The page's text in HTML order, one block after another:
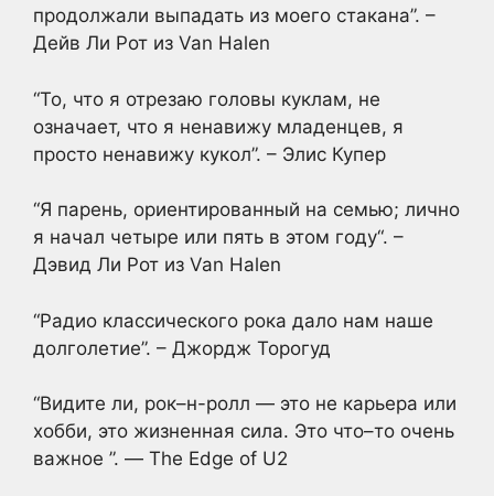
продолжали выпадать из моего стакана”. –
Дейв Ли Рот из Van Halen
“То, что я отрезаю головы куклам, не
означает, что я ненавижу младенцев, я
просто ненавижу кукол”. – Элис Купер
“Я парень, ориентированный на семью; лично
я начал четыре или пять в этом году“. –
Дэвид Ли Рот из Van Halen
“Радио классического рока дало нам наше
долголетие”. – Джордж Торогуд
“Видите ли, рок–н-ролл — это не карьера или
хобби, это жизненная сила. Это что–то очень
важное ”. — The Edge of U2